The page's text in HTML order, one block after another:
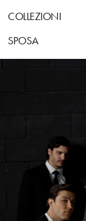
COLLEZIONI
SPOSA